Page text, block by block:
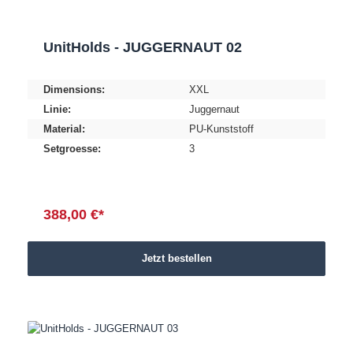
UnitHolds - JUGGERNAUT 02
Dimensions:
XXL
Linie:
Juggernaut
Material:
PU-Kunststoff
Setgroesse:
3
388,00 €*
Jetzt bestellen